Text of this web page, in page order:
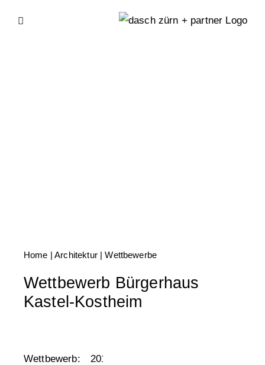
Home | Architektur |Wettbewerbe
Wettbewerb Bürgerhaus
Kastel-Kostheim
Wettbewerb:
2019, 1. Preis